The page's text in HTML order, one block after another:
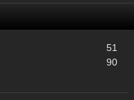
51
90